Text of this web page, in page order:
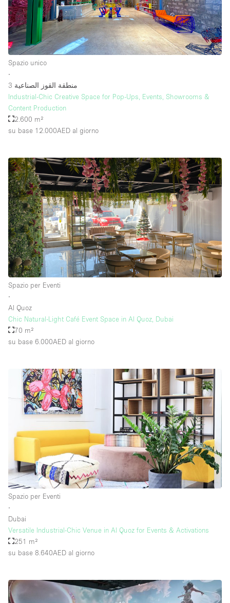
Piano/Accesso
Seminterrato
Piano terra su strada
Terrazza
Altro
Spazio unico
∙
منطقة القوز الصناعية 3
Industrial-Chic Creative Space for Pop-Ups, Events, Showrooms &
Content Production
2.600 m²
su base 12.000AED al giorno
Spazio per Eventi
∙
Al Quoz
Chic Natural-Light Café Event Space in Al Quoz, Dubai
70 m²
su base 6.000AED al giorno
Spazio per Eventi
∙
Dubai
Versatile Industrial-Chic Venue in Al Quoz for Events & Activations
251 m²
su base 8.640AED al giorno